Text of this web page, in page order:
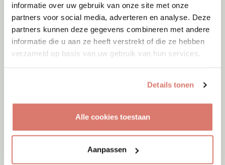
informatie over uw gebruik van onze site met onze
partners voor social media, adverteren en analyse. Deze
partners kunnen deze gegevens combineren met andere
informatie die u aan ze heeft verstrekt of die ze hebben
verzameld op basis van uw gebruik van hun services.
Details tonen
Alle cookies toestaan
Aanpassen